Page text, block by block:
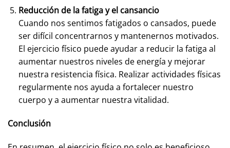
Reducción de la fatiga y el cansancio
Cuando nos sentimos fatigados o cansados, puede
ser difícil concentrarnos y mantenernos motivados.
El ejercicio físico puede ayudar a reducir la fatiga al
aumentar nuestros niveles de energía y mejorar
nuestra resistencia física. Realizar actividades físicas
regularmente nos ayuda a fortalecer nuestro
cuerpo y a aumentar nuestra vitalidad.
Conclusión